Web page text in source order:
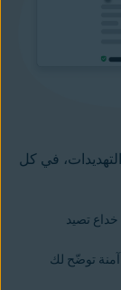
في كل
تصيد
توضّح لك